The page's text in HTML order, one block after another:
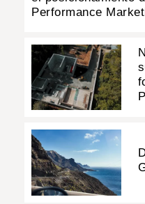
Performance